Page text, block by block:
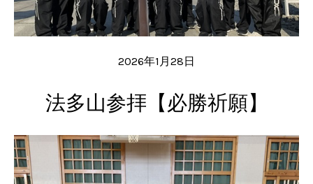
2026年1月28日
法多山参拝【必勝祈願】